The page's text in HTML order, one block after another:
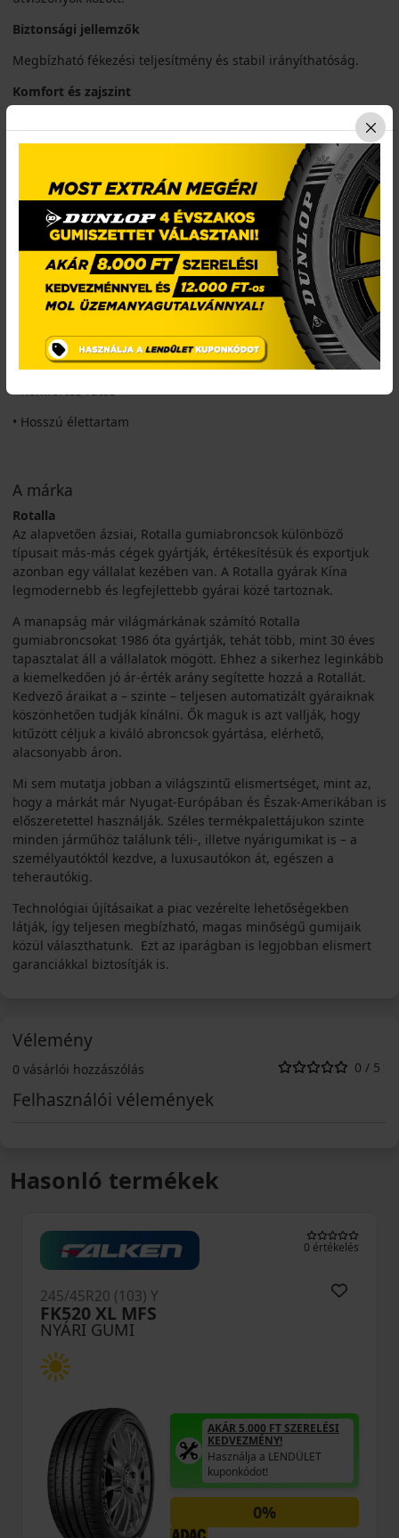
Biztonsági jellemzők
Megbízható fékezési teljesítmény és stabil irányíthatóság.
Komfort és zajszint
SUV-khoz és crossover járművekhez.
Összegzés
Az RU01 kiegyensúlyozott választás a mindennapi SUV
használathoz.
Fő előnyök röviden:
• Stabil tapadás
• Hosszú élettartam
A márka
Rotalla
Az alapvetően ázsiai, Rotalla gumiabroncsok különböző
típusait más-más cégek gyártják, értékesítésük és exportjuk
azonban egy vállalat kezében van. A Rotalla gyárak Kína
legmodernebb és legfejlettebb gyárai közé tartoznak.
A manapság már világmárkának számító Rotalla
gumiabroncsokat 1986 óta gyártják, tehát több, mint 30 éves
tapasztalat áll a vállalatok mögött. Ehhez a sikerhez leginkább
a kiemelkedően jó ár-érték arány segítette hozzá a Rotallát.
Kedvező áraikat a – szinte – teljesen automatizált gyáraiknak
köszönhetően tudják kínálni. Ők maguk is azt vallják, hogy
kitűzött céljuk a kiváló abroncsok gyártása, elérhető,
alacsonyabb áron.
Mi sem mutatja jobban a világszintű elismertséget, mint az,
hogy a márkát már Nyugat-Európában és Észak-Amerikában is
előszeretettel használják. Széles termékpalettájukon szinte
minden járműhöz találunk téli-, illetve nyárigumikat is – a
személyautóktól kezdve, a luxusautókon át, egészen a
teherautókig.
Technológiai újításaikat a piac vezérelte lehetőségekben
látják, így teljesen megbízható, magas minőségű gumijaik
közül választhatunk. Ezt az iparágban is legjobban elismert
garanciákkal biztosítják is.
Vélemény
0 vásárlói hozzászólás 0 / 5
Felhasználói vélemények
Hasonló termékek
0 értékelés
NYÁRI GUMI
FK520 XL MFS
245/45R20 (103) Y
AKÁR 5.000 FT SZERELÉSI
KEDVEZMÉNY!
Használja a LENDÜLET
kuponkódot!
0%